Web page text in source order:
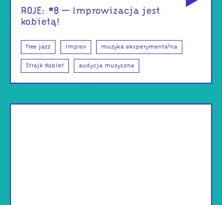
ROJE: #8 – Improwizacja jest
kobietą!
free jazz improv muzyka eksperymentalna
Strajk Kobiet audycja muzyczna